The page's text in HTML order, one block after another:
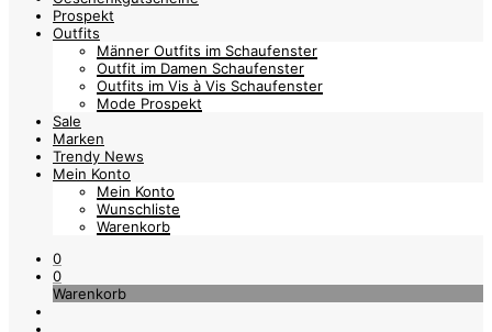
Prospekt
Outfits
Männer Outfits im Schaufenster
Outfit im Damen Schaufenster
Outfits im Vis à Vis Schaufenster
Mode Prospekt
Sale
Marken
Trendy News
Mein Konto
Mein Konto
Wunschliste
Warenkorb
0
0
Warenkorb